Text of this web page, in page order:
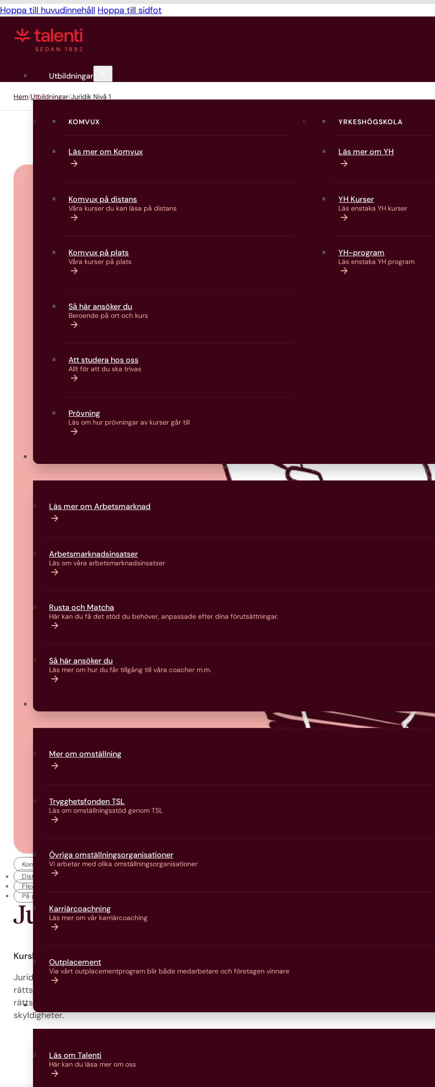
Hoppa till huvudinnehåll Hoppa till sidfot
Utbildningar
KOMVUX
Läs mer om Komvux
Komvux på distans
Våra kurser du kan läsa på distans
Komvux på plats
Våra kurser på plats
Så här ansöker du
Beroende på ort och kurs
Att studera hos oss
Allt för att du ska trivas
Prövning
Läs om hur prövningar av kurser går till
YRKESHÖGSKOLA
Läs mer om YH
YH Kurser
Läs enstaka YH kurser
YH-program
Läs enstaka YH program
Läs mer om Arbetsmarknad
Arbetsmarknads­insatser
Läs om våra arbetsmarknads­insatser
Rusta och Matcha
Här kan du få det stöd du behöver, anpassade efter dina förutsättningar.
Så här ansöker du
Läs mer om hur du får tillgång till våra coacher m.m.
Mer om omställning
Trygghetsfonden TSL
Läs om omställningsstöd genom TSL
Övriga omställningsorganisationer
Vi arbetar med olika omställningsorganisationer
Karriärcoachning
Läs mer om vår karriärcoaching
Outplacement
Via vårt outplacementprogram blir både medarbetare och företagen vinnare
Läs om Talenti
Här kan du läsa mer om oss
Hem Utbildningar Juridik Nivå 1
Komvux
Distans
Flex
På plats
Juridik Nivå 1
Kurskod: JURI1000X
Juridik, nivå 1 ger grundläggande kunskaper om rättssystemet och
rättsreglernas roll i samhället. Ämnesnivån behandlar centrala
rättsområden, juridiska begrepp samt individens rättigheter och
skyldigheter.